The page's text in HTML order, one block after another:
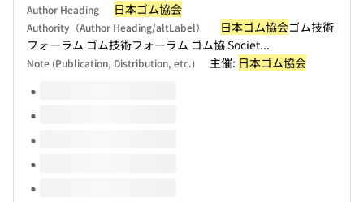
Author Heading 日本ゴム協会
Authority（Author Heading/altLabel） 日本ゴム協会ゴム技術
フォーラム ゴム技術フォーラム ゴム協 Societ...
Note (Publication, Distribution, etc.) 主催: 日本ゴム協会
Volumes of this title